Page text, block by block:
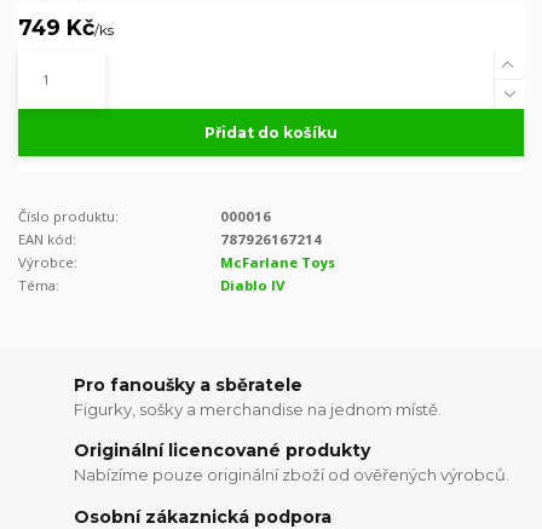
749 Kč/ks
Přidat do košíku
Číslo produktu:
000016
EAN kód:
787926167214
Výrobce:
McFarlane Toys
Téma:
Diablo IV
Pro fanoušky a sběratele
Figurky, sošky a merchandise na jednom místě.
Originální licencované produkty
Nabízíme pouze originální zboží od ověřených výrobců.
Osobní zákaznická podpora